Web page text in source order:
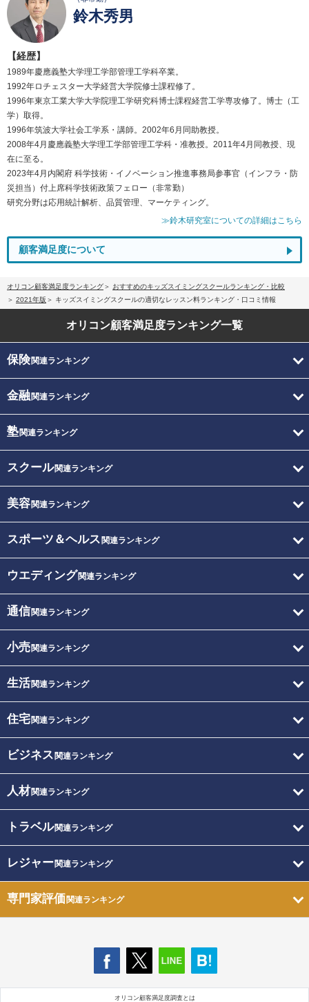
鈴木秀男
【経歴】
1989年慶應義塾大学理工学部管理工学科卒業。
1992年ロチェスター大学経営大学院修士課程修了。
1996年東京工業大学大学院理工学研究科博士課程経営工学専攻修了。博士（工
学）取得。
1996年筑波大学社会工学系・講師。2002年6月同助教授。
2008年4月慶應義塾大学理工学部管理工学科・准教授。2011年4月同教授、現
在に至る。
2023年4月内閣府 科学技術・イノベーション推進事務局参事官（インフラ・防
災担当）付上席科学技術政策フェロー（非常勤）
研究分野は応用統計解析、品質管理、マーケティング。
≫鈴木研究室についての詳細はこちら
顧客満足度について
オリコン顧客満足度ランキング
おすすめのキッズスイミングスクールランキング・比較
2021年版
キッズスイミングスクールの適切なレッスン料ランキング・口コミ情報
オリコン顧客満足度ランキング一覧
保険関連ランキング
金融関連ランキング
塾関連ランキング
スクール関連ランキング
美容関連ランキング
スポーツ＆ヘルス 関連ランキング
ウエディング関連ランキング
通信関連ランキング
小売関連ランキング
生活関連ランキング
住宅関連ランキング
ビジネス 関連ランキング
人材関連ランキング
トラベル関連ランキング
レジャー関連ランキング
専門家評価関連ランキング
オリコン顧客満足度調査とは